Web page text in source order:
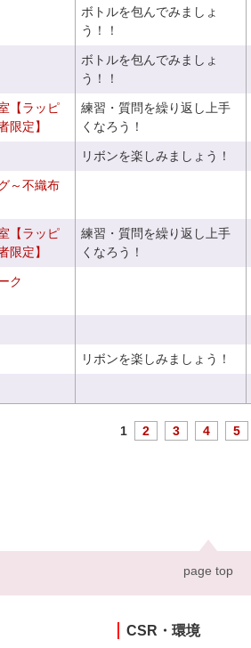
ボトルを包んでみましょ
う！！
ボトルを包んでみましょ
う！！
【ラッピ
限定】
練習・質問を繰り返し上手
くなろう！
リボンを楽しみましょう！
～不織布
【ラッピ
限定】
練習・質問を繰り返し上手
くなろう！
ク
リボンを楽しみましょう！
1 2 3 4 5
page top
CSR・環境